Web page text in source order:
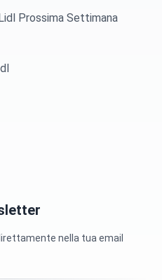
Prossima Settimana
nella tua email